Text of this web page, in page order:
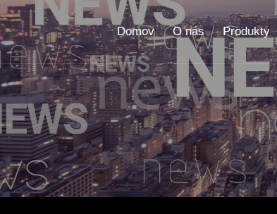
Domov O nás Produkty